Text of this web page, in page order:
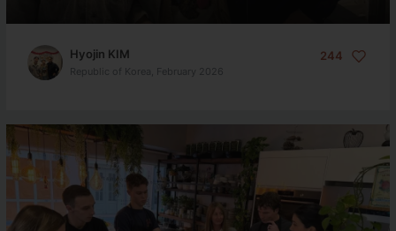
Hyojin KIM 244
Republic of Korea, February 2026